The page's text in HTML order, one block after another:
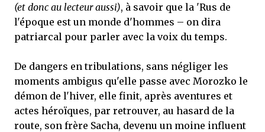
(et donc au lecteur aussi), à savoir que la 'Rus de
l'époque est un monde d'hommes – on dira
patriarcal pour parler avec la voix du temps.
De dangers en tribulations, sans négliger les
moments ambigus qu'elle passe avec Morozko le
démon de l'hiver, elle finit, après aventures et
actes héroïques, par retrouver, au hasard de la
route, son frère Sacha, devenu un moine influent